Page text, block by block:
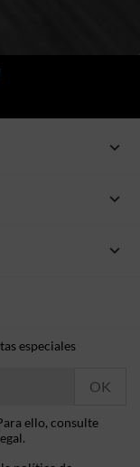



especiales
ello, consulte